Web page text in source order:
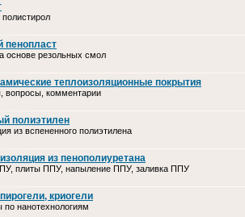
пенопласт
основе резольных смол
теплоизоляционные покрытия
вопросы, комментарии
полиэтилен
из вспененного полиэтилена
из пенополиуретана
плиты ППУ, напыление ППУ, заливка ППУ
криогели
по нанотехнологиям